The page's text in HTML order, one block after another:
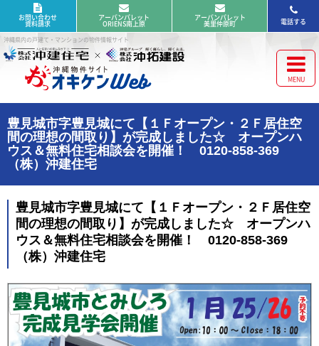
沖縄県内の戸建て・マンションの物件情報サイト
電話する
アーバンパレット
美里仲原町
アーバンパレット
ORIENS南上原
お問い合わせ
資料請求
豊見城市字豊見城にて【１Ｆオープン・２Ｆ居住空
間の理想の間取り】が完成しました☆ オープンハ
ウス＆無料住宅相談会を開催！ 0120-858-369
（株）沖建住宅
豊見城市字豊見城にて【１Ｆオープン・２Ｆ居住空
間の理想の間取り】が完成しました☆ オープンハ
ウス＆無料住宅相談会を開催！ 0120-858-369
（株）沖建住宅